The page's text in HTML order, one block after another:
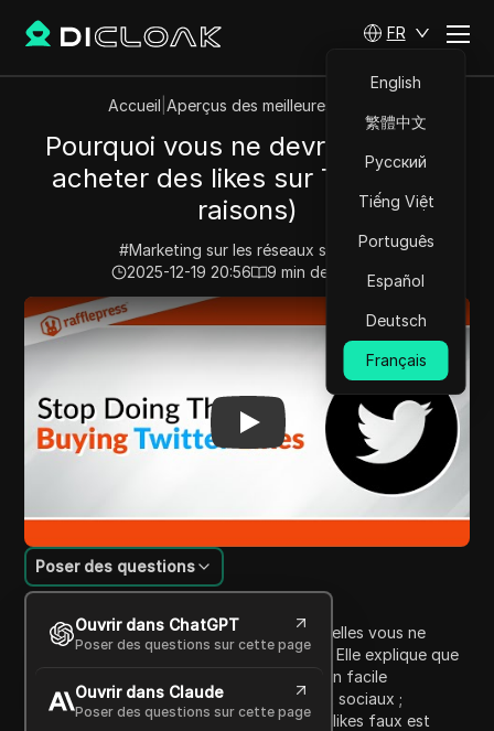
FR
English
繁體中文
Русский
Tiếng Việt
Português
Español
Deutsch
Français
Accueil Aperçus des meilleures vidéos
Pourquoi vous ne devriez jamais
acheter des likes sur Twitter (5
raisons)
#Marketing sur les réseaux sociaux
2025-12-19 20:56
9 min de lecture
Play Video:Pourquoi vous ne devriez jamais acheter
Introduction au contenu
Poser des questions
Ouvrir dans ChatGPT
Poser des questions sur cette page
Ouvrir dans Claude
Poser des questions sur cette page
Cette vidéo décrit cinq raisons pour lesquelles vous ne
devriez jamais acheter de likes sur Twitter. Elle explique que
l'achat de likes peut sembler être un moyen facile
d'améliorer votre présence sur les réseaux sociaux ;
cependant, l'engagement qui provient de likes faux est